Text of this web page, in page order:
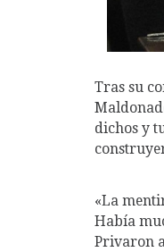
Tras su
dichos y
«La
Había
Privaron